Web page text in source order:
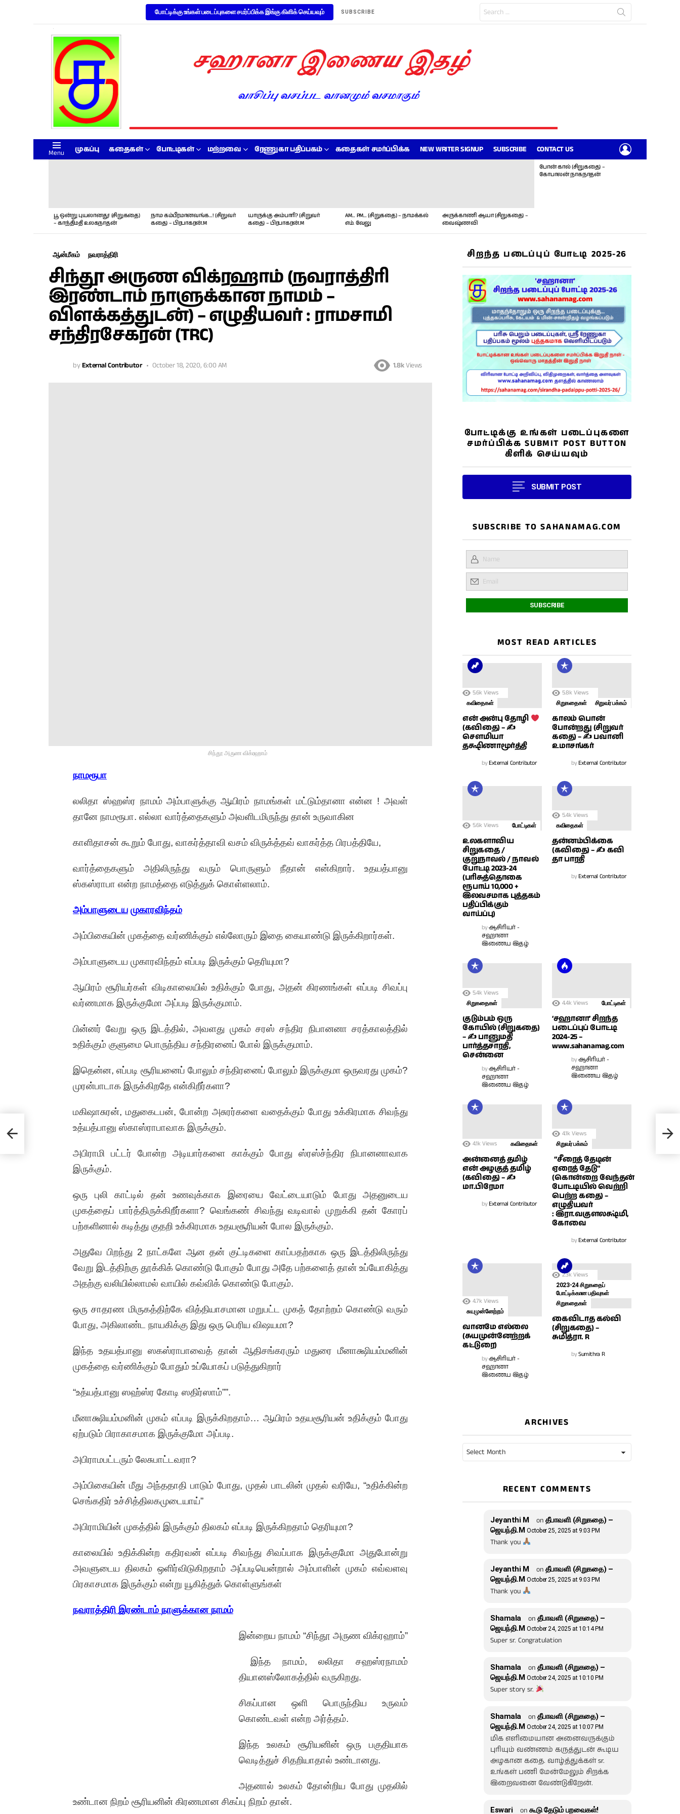
போட்டிக்கு உங்கள் படைப்புகளை சமர்ப்பிக்க இங்கு கிளிக் செய்யவும் SUBSCRIBE
for:
Menu முகப்பு கதைகள் போட்டிகள் மற்றவை ரேணுகா பதிப்பகம் கதைகள் சமர்ப்பிக்க NEW WRITER SIGNUP SUBSCRIBE CONTACT US
பூ ஒன்று புயலானது! (சிறுகதை)
– காந்திமதி உலகநாதன்
நாம கம்பீரமானவங்க…! (சிறுவர்
கதை) – பிரபாகரன்.M
யாருக்கு அம்பாரி? (சிறுவர்
கதை) – பிரபாகரன்.M
AM… PM… (சிறுகதை) – நாமக்கல்
எம். வேலு
அருக்காணி ஆயா (சிறுகதை) –
வைஷ்ணவி
போன் கால் (சிறுகதை) –
கோபாலன் நாகநாதன்
ஆன்மீகம் நவராத்திரி
சிந்தூ அருண விக்ரஹாம் (நவராத்திரி
இரண்டாம் நாளுக்கான நாமம் –
விளக்கத்துடன்) – எழுதியவர் : ராமசாமி
சந்திரசேகரன் (TRC)
byExternal Contributor October 18, 2020, 6:00 AM 1.8k Views
சிந்தூ அருண விக்ரஹாம்
நாமரூபா
லலிதா ஸ்ஹஸ்ர நாமம் அம்பாளுக்கு ஆயிரம் நாமங்கள் மட்டும்தானா என்ன ! அவள்
தானே நாமரூபா. எல்லா வார்த்தைகளும் அவளிடமிருந்து தான் உருவாகின
காளிதாசன் கூறும் போது, வாகர்த்தாவி வசம் விருக்த்தவ் வாகர்த்த பிரபத்தியே,
வார்த்தைகளும் அதிலிருந்து வரும் பொருளும் நீதான் என்கிறார். உதயத்பானு
ஸ்கஸ்ராபா என்ற நாமத்தை எடுத்துக் கொள்ளலாம்.
அம்பாளுடைய முகாரவிந்தம்
அம்பிகையின் முகத்தை வர்ணிக்கும் எல்லோரும் இதை கையாண்டு இருக்கிறார்கள்.
அம்பாளுடைய முகாரவிந்தம் எப்படி இருக்கும் தெரியுமா?
ஆயிரம் சூரியர்கள் விடிகாலையில் உதிக்கும் போது, அதன் கிரணங்கள் எப்படி சிவப்பு
வர்ணமாக இருக்குமோ அப்படி இருக்குமாம்.
பின்னர் வேறு ஒரு இடத்தில், அவளது முகம் சரஸ் சந்திர நிபானனா சரத்காலத்தில்
உதிக்கும் குளுமை பொருந்திய சந்திரனைப் போல் இருக்குமாம்.
இதென்ன, எப்படி சூரியனைப் போலும் சந்திரனைப் போலும் இருக்குமா ஒருவரது முகம்?
முரன்பாடாக இருக்கிறதே என்கிறீர்களா?
மகிஷாசுரன், மதுகைடபன், போன்ற அசுரர்களை வதைக்கும் போது உக்கிரமாக சிவந்து
உத்யத்பானு ஸ்காஸ்ராபாவாக இருக்கும்.
அபிராமி பட்டர் போன்ற அடியார்களை காக்கும் போது ஸ்ரஸ்ச்ந்திர நிபானனாவாக
இருக்கும்.
ஒரு புலி காட்டில் தன் உணவுக்காக இரையை வேட்டையாடும் போது அதனுடைய
முகத்தைப் பார்த்திருக்கிறீர்களா? வெங்கண் சிவந்து வடிவால் முறுக்கி தன் கோரப்
பற்களினால் கடித்து குதறி உக்கிரமாக உதயசூரியன் போல இருக்கும்.
அதுவே பிறந்து 2 நாட்களே ஆன தன் குட்டிகளை காப்பதற்காக ஒரு இடத்திலிருந்து
வேறு இடத்திற்கு தூக்கிக் கொண்டு போகும் போது அதே பற்களைத் தான் உப்யோகித்து
அதற்கு வலியில்லாமல் வாயில் கவ்விக் கொண்டு போகும்.
ஒரு சாதரண மிருகத்திற்கே வித்தியாசமான மறுபட்ட முகத் தோற்றம் கொண்டு வரும்
போது, அகிலாண்ட நாயகிக்கு இது ஒரு பெரிய விஷயமா?
இந்த உதயத்பானு ஸகஸ்ராபாவைத் தான் ஆதிசங்கரரும் மதுரை மீனாக்ஷியம்மனின்
முகத்தை வர்ணிக்கும் போதும் உப்யோகப் படுத்துகிறார்
“உத்யத்பானு ஸஹ்ஸ்ர கோடி ஸதிர்ஸாம்””.
மீனாக்ஷியம்மனின் முகம் எப்படி இருக்கிறதாம்… ஆயிரம் உதயசூரியன் உதிக்கும் போது
ஏற்படும் பிராகாசமாக இருக்குமோ அப்படி.
அபிராமபட்டரும் லேசுபாட்டவரா?
அம்பிகையின் மீது அந்ததாதி பாடும் போது, முதல் பாடலின் முதல் வரியே, “உதிக்கின்ற
செங்கதிர் உச்சித்திலகமுடையாய்”
அபிராமியின் முகத்தில் இருக்கும் திலகம் எப்படி இருக்கிறதாம் தெரியுமா?
காலையில் உதிக்கின்ற கதிரவன் எப்படி சிவந்து சிவப்பாக இருக்குமோ அதுபோன்று
அவளுடைய திலகம் ஒளிர்விடுகிறதாம் அப்படியென்றால் அம்பாளின் முகம் எவ்வளவு
பிரகாசமாக இருக்கும் என்று யூகித்துக் கொள்ளுங்கள்
நவராத்திரி இரண்டாம் நாளுக்கானநாமம்
இன்றைய நாமம் “சிந்தூ அருண விக்ரஹாம்”
இந்த நாமம், லலிதா சஹஸ்ரநாமம்
தியானஸ்லோகத்தில் வருகிறது.
சிகப்பான ஒளி பொருந்திய உருவம்
கொண்டவள் என்ற அர்த்தம்.
இந்த உலகம் சூரியனின் ஒரு பகுதியாக
வெடித்துச் சிதறியாதால் உண்டானது.
அதனால் உலகம் தோன்றிய போது முதலில்
உண்டான நிறம் சூரியனின் கிரணமான சிகப்பு நிறம் தான்.
சிறந்த படைப்புப் போட்டி 2025-26
போட்டிக்கு உங்கள் படைப்புகளை
சமர்ப்பிக்க SUBMIT POST BUTTON
கிளிக் செய்யவும்
SUBMIT POST
SUBSCRIBE TO SAHANAMAG.COM
MOST READ ARTICLES
5.6k Views
கவிதைகள்
என் அன்பு தோழி
(கவிதை) – ✍
சௌமியா
தக்ஷிணாமூர்த்தி
byExternal Contributor
5.8k Views
சிறுகதைகள் சிறுவர் பக்கம்
காலம் பொன்
போன்றது (சிறுவர்
கதை) – ✍ பவானி
உமாசங்கர்
byExternal Contributor
5.6k Views போட்டிகள்
உலகளாவிய
சிறுகதை /
குறுநாவல் / நாவல்
போட்டி 2023-24
(பரிசுத்தொகை
ரூபாய் 10,000 +
இலவசமாக புத்தகம்
பதிப்பிக்கும்
வாய்ப்பு)
byஆசிரியர் -
சஹானா
இணைய இதழ்
5.4k Views
கவிதைகள்
தன்னம்பிக்கை
(கவிதை) – ✍ கவி
தா பாரதி
byExternal Contributor
5.4k Views
சிறுகதைகள்
குடும்பம் ஒரு
கோயில் (சிறுகதை)
– ✍ பானுமதி
பார்த்தசாரதி,
சென்னை
byஆசிரியர் -
சஹானா
இணைய இதழ்
4.4k Views போட்டிகள்
‘சஹானா’ சிறந்த
படைப்புப் போட்டி
2024-25 –
www.sahanamag.com
byஆசிரியர் -
சஹானா
இணைய இதழ்
4.1k Views கவிதைகள்
அன்னைத் தமிழ்
என் அழகுத் தமிழ்
(கவிதை) – ✍
மா.பிரேமா
byExternal Contributor
4.1k Views
சிறுவர் பக்கம்
“சீரைத் தேடின்
ஏரைத் தேடு”
(கொன்றை வேந்தன்
போட்டியில் வெற்றி
பெற்ற கதை) –
எழுதியவர்
: இரா.வகுளலக்ஷ்மி,
கோவை
byExternal Contributor
4.7k Views
சுயமுன்னேற்றம்
வானமே எல்லை
(சுயமுன்னேற்றக்
கட்டுரை)
byஆசிரியர் -
சஹானா
இணைய இதழ்
2.3k Views
2023-24 சிறுகதைப்
போட்டிக்கான பதிவுகள்
சிறுகதைகள்
கைவிடாத கல்வி
(சிறுகதை) –
சுமித்ரா. R
bySumithra R
ARCHIVES
RECENT COMMENTS
Jeyanthi M on தீபாவளி (சிறுகதை) –
ஜெயந்தி.M October 25, 2025 at 9:03 PM
Thank you
Jeyanthi M on தீபாவளி (சிறுகதை) –
ஜெயந்தி.M October 25, 2025 at 9:03 PM
Thank you
Shamala onதீபாவளி (சிறுகதை) –
ஜெயந்தி.M October 24, 2025 at 10:14 PM
Super sr. Congratulation
Shamala onதீபாவளி (சிறுகதை) –
ஜெயந்தி.M October 24, 2025 at 10:10 PM
Super story sr.
Shamala onதீபாவளி (சிறுகதை) –
ஜெயந்தி.M October 24, 2025 at 10:07 PM
மிக எளிமையான அனைவருக்கும்
புரியும் வண்ணம் கருத்துடன் கூடிய
அழகான கதை. வாழ்த்துக்கள் sr.
உங்கள் பணி மேன்மேலும் சிறக்க
இறைவனை வேண்டுகிறேன்.
Eswari on கூடு தேடும் பறவைகள்!